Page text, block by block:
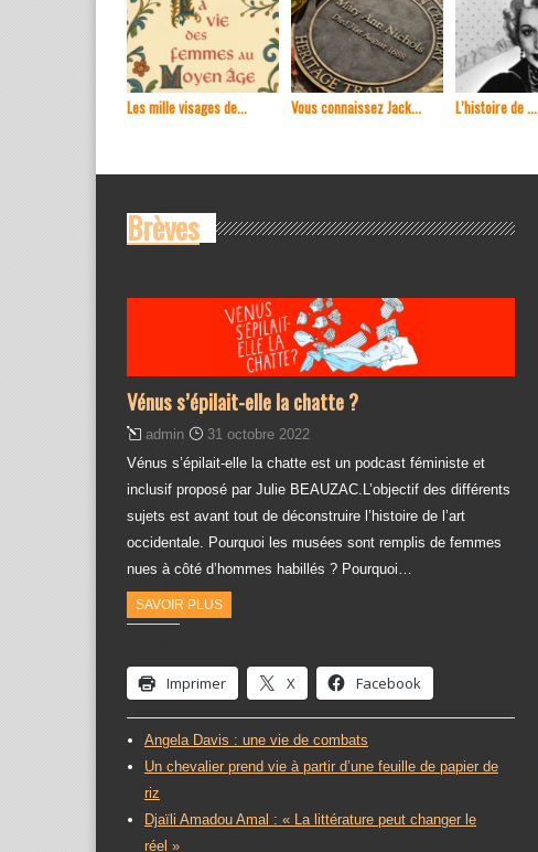
Les mille visages de... Vous connaissez Jack... L’histoire de ...
Brèves
Vénus s’épilait-elle la chatte ?
admin
31 octobre 2022
Vénus s’épilait-elle la chatte est un podcast féministe et
inclusif proposé par Julie BEAUZAC.L’objectif des différents
sujets est avant tout de déconstruire l’histoire de l’art
occidentale. Pourquoi les musées sont remplis de femmes
nues à côté d’hommes habillés ? Pourquoi…
SAVOIR PLUS
Imprimer X Facebook
Angela Davis : une vie de combats
Un chevalier prend vie à partir d’une feuille de papier de
riz
Djaïli Amadou Amal : « La littérature peut changer le
réel »